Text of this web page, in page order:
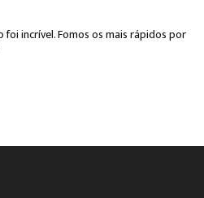
foi incrível. Fomos os mais rápidos por